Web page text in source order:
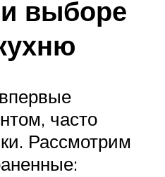
выборе
часто
Рассмотрим